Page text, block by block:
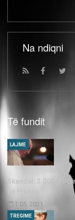
Na ndiqni
Të fundit
Skandal: 3.000
T 05, 2021
LAJME
TREGIME